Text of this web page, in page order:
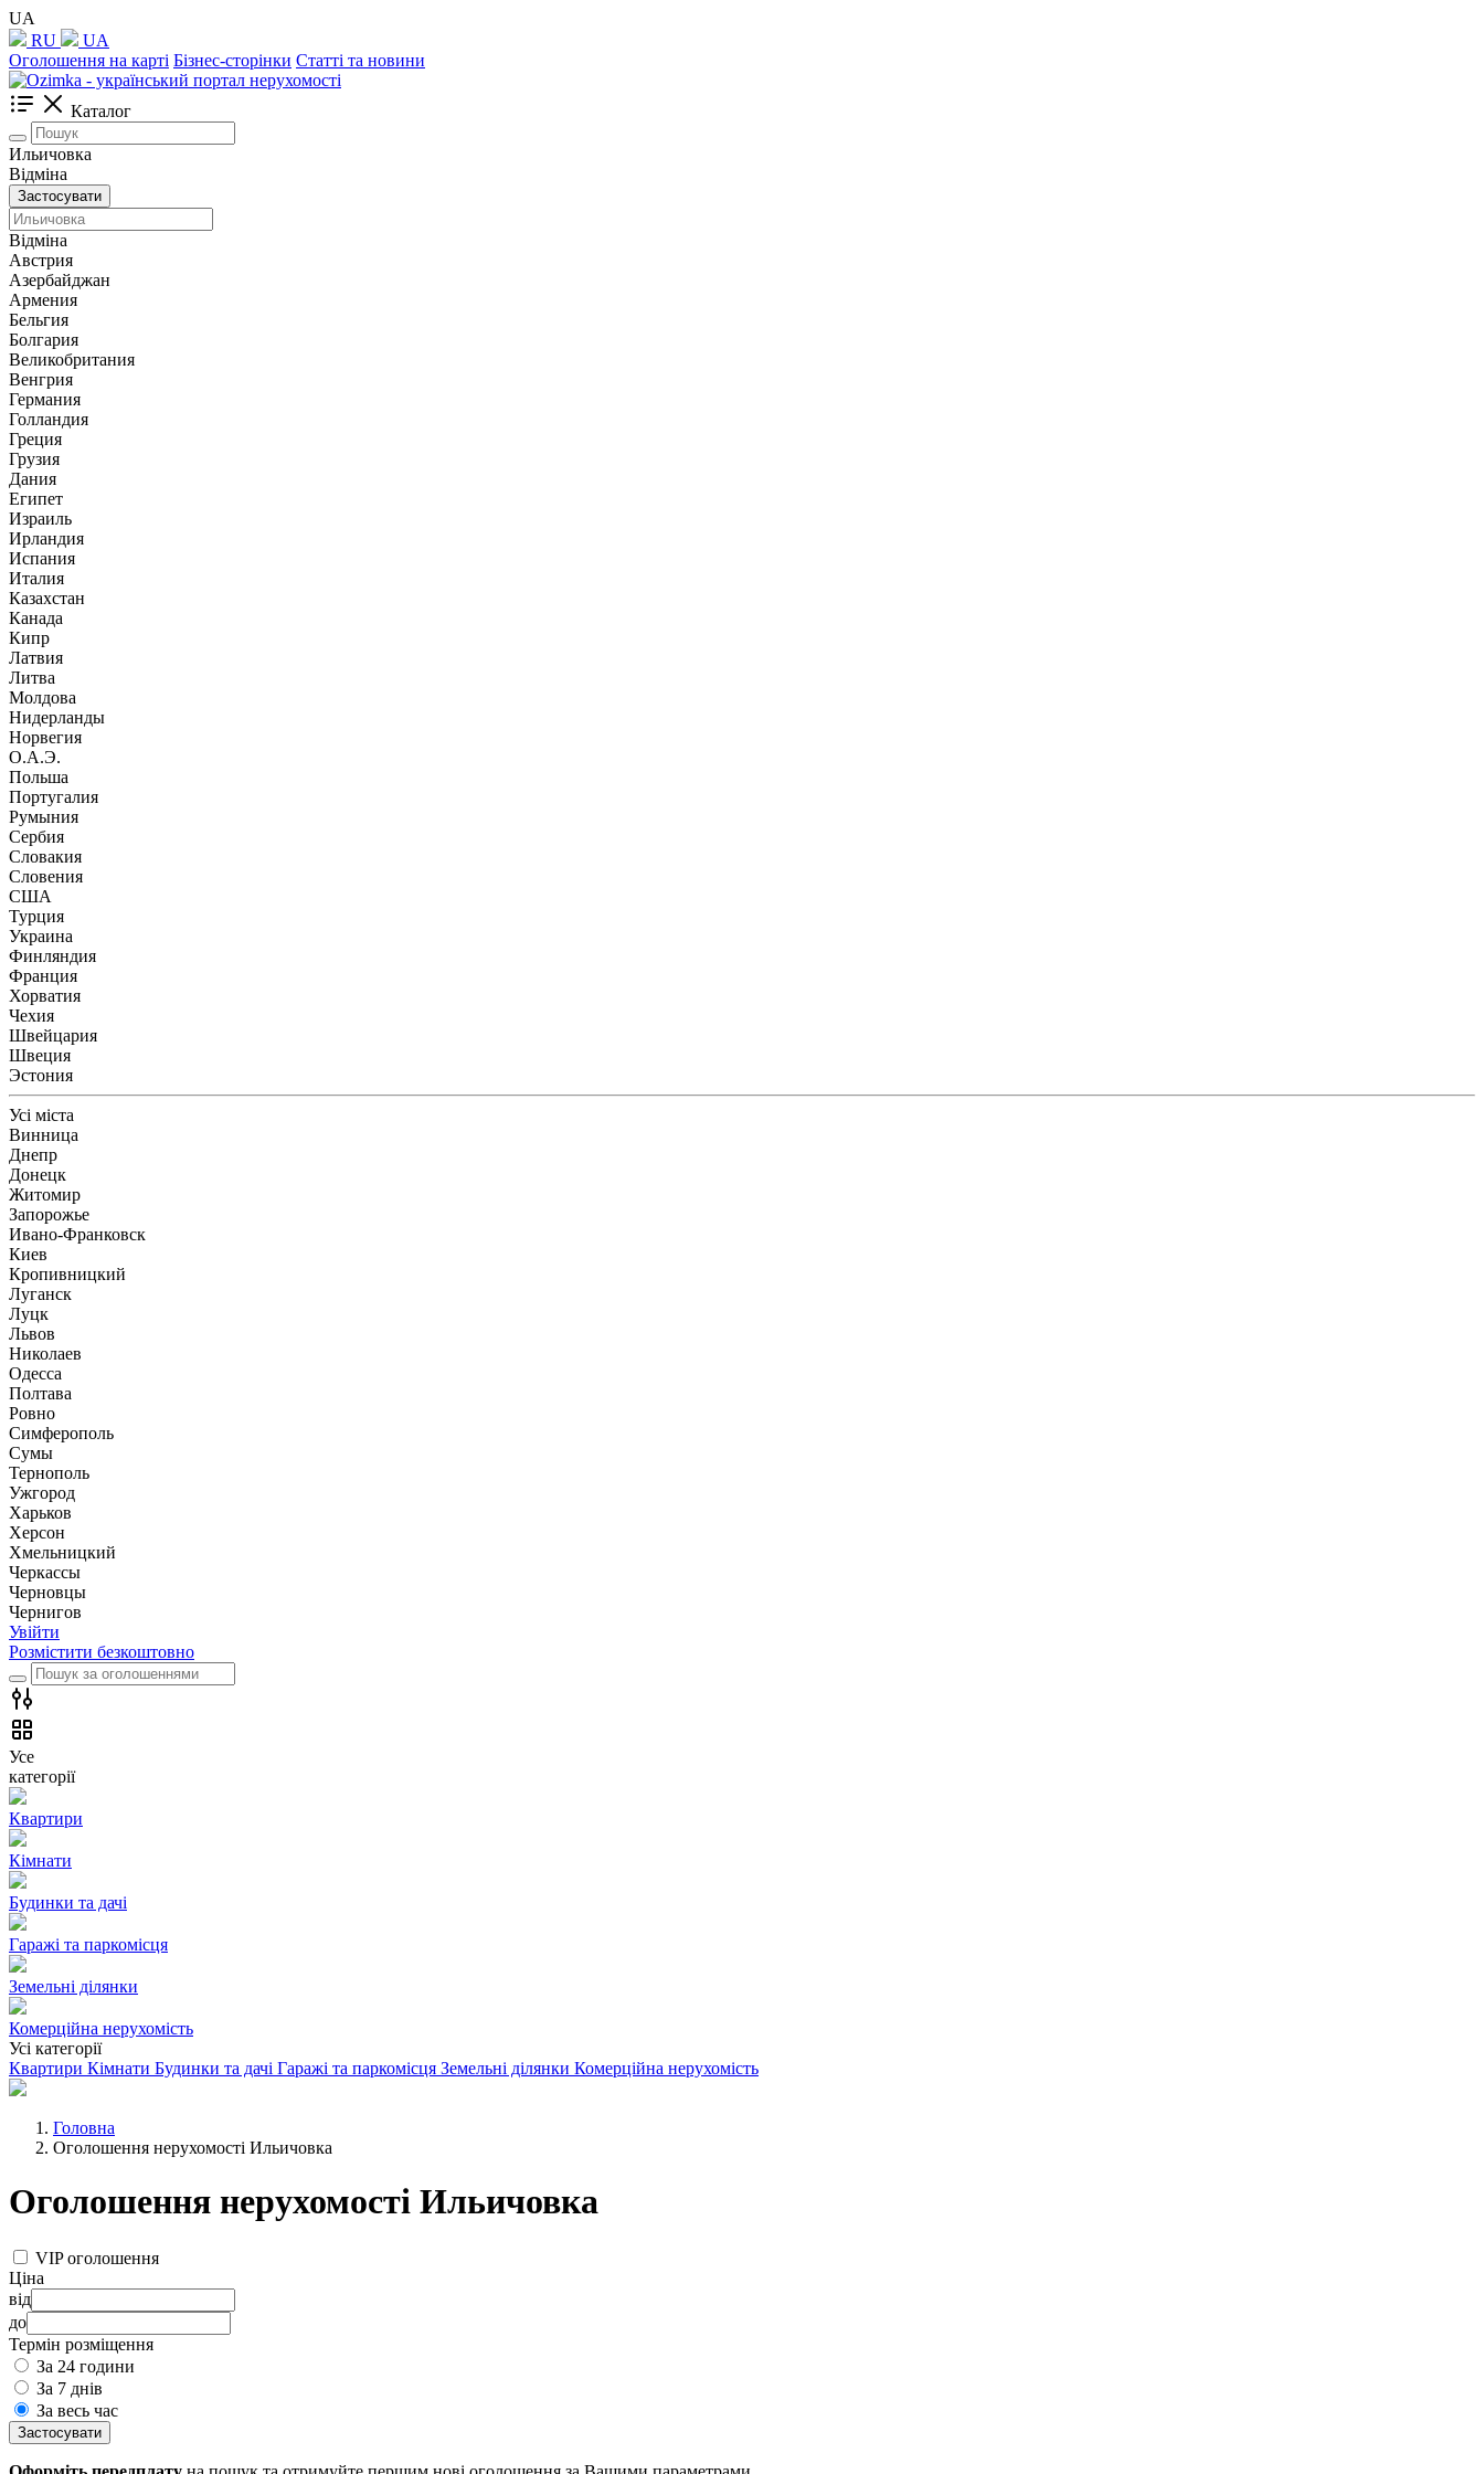
UA
RU
UA
Оголошення на карті Бізнес-сторінки Статті та новини
Каталог
Ильичовка
Відміна
Застосувати
Відміна
Австрия
Азербайджан
Армения
Бельгия
Болгария
Великобритания
Венгрия
Германия
Голландия
Греция
Грузия
Дания
Египет
Израиль
Ирландия
Испания
Италия
Казахстан
Канада
Кипр
Латвия
Литва
Молдова
Нидерланды
Норвегия
О.А.Э.
Польша
Португалия
Румыния
Сербия
Словакия
Словения
США
Турция
Украина
Финляндия
Франция
Хорватия
Чехия
Швейцария
Швеция
Эстония
Усі міста
Винница
Днепр
Донецк
Житомир
Запорожье
Ивано-Франковск
Киев
Кропивницкий
Луганск
Луцк
Львов
Николаев
Одесса
Полтава
Ровно
Симферополь
Сумы
Тернополь
Ужгород
Харьков
Херсон
Хмельницкий
Черкассы
Чернoвцы
Чернигов
Увійти
Розмістити безкоштовно
Усе
категорії
Квартири
Кімнати
Будинки та дачі
Гаражі та паркомісця
Земельні ділянки
Комерційна нерухомість
Усі категорії
Квартири Кімнати Будинки та дачі Гаражі та паркомісця Земельні ділянки Комерційна нерухомість
Головна
Оголошення нерухомості Ильичовка
Оголошення нерухомості Ильичовка
VIP оголошення
Ціна
від
до
Термін розміщення
За 24 години
За 7 днів
За весь час
Застосувати